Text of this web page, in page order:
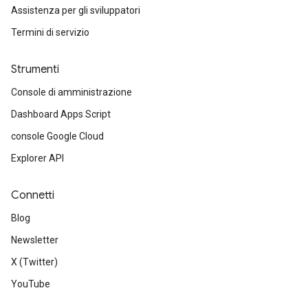
Assistenza per gli sviluppatori
Termini di servizio
Strumenti
Console di amministrazione
Dashboard Apps Script
console Google Cloud
Explorer API
Connetti
Blog
Newsletter
X (Twitter)
YouTube